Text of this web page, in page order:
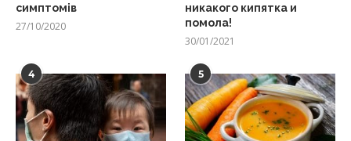
симптомів
27/10/2020
никакого кипятка и
помола!
30/01/2021
4 5